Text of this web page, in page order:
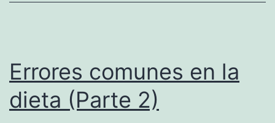
Errores comunes en la
dieta (Parte 2)